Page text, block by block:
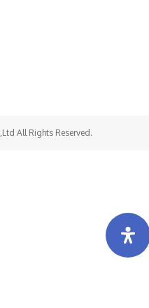
All Rights Reserved.